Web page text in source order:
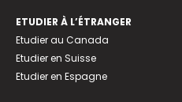
ETUDIER À L’ÉTRANGER
Etudier au Canada
Etudier en Suisse
Etudier en Espagne